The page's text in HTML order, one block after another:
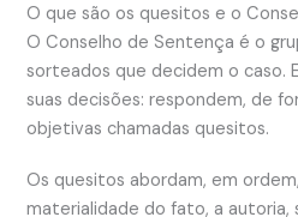
O que são os quesitos e o
O Conselho de Sentença é o
sorteados que decidem o caso.
suas decisões: respondem, de
objetivas chamadas quesitos.
Os quesitos abordam, em
materialidade do fato, a autoria,